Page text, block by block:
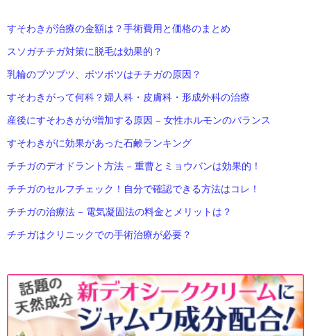
すそわきが治療の金額は？手術費用と価格のまとめ
スソガチチガ対策に脱毛は効果的？
乳輪のブツブツ、ボツボツはチチガの原因？
すそわきがって何科？婦人科・皮膚科・形成外科の治療
産後にすそわきがが増加する原因 – 女性ホルモンのバランス
すそわきがに効果があった石鹸ランキング
チチガのデオドラント方法 – 重曹とミョウバンは効果的！
チチガのセルフチェック！自分で確認できる方法はコレ！
チチガの治療法 – 電気凝固法の料金とメリットは？
チチガはクリニックでの手術治療が必要？